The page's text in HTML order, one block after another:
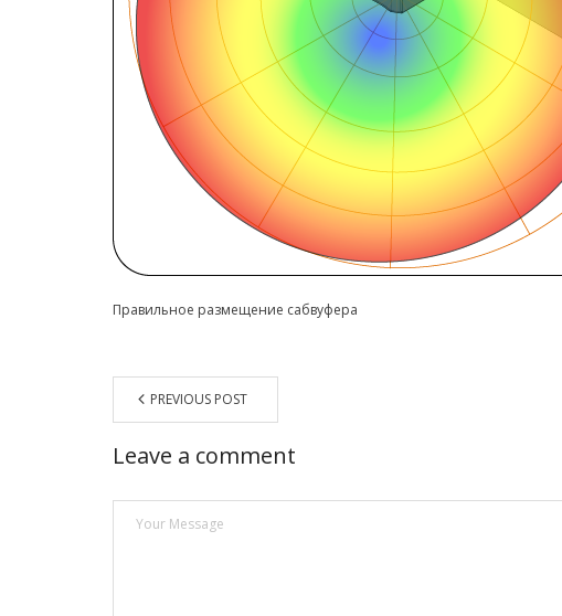
Правильное размещение сабвуфера
PREVIOUS POST
Leave a comment